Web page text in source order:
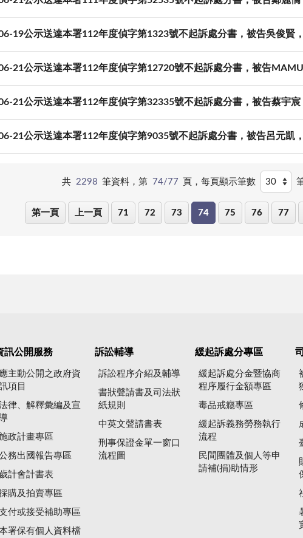
19公示送達本署112年度偵字第1323號不起訴處分書，被告吳俊賢，
21公示送達本署112年度偵字第12720號不起訴處分書，被告
21公示送達本署112年度偵字第32335號不起訴處分書，被告蔡宇宸
21公示送達本署112年度偵字第9035號不起訴處分書，被告呂元凱，
共 2298 筆資料，第 74/77 頁，每頁顯示筆數
第一頁 上一頁 71 72 73 74 75 76 77
訊公開服務
應主動公開之政府資
項目
律、解釋彙編及宣
政計畫專區
務出國報告專區
歲計會計書表
購及拍賣專區
付或接受補助專區
署保有個人資料檔
訴訟輔導
訴訟程序介紹及輔導
書狀聲請書及司法狀
紙規則
中英文聲請書表
刑事保證金單一窗口
流程圖
緩起訴處分專區
緩起訴處分金暨協商
程序履行金額專區
毒品戒癮專區
緩起訴義務勞務執行
流程
民間團體及個人等申
請補(捐)助情形